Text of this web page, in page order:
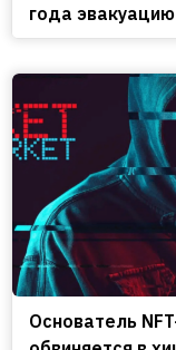
года
Основатель